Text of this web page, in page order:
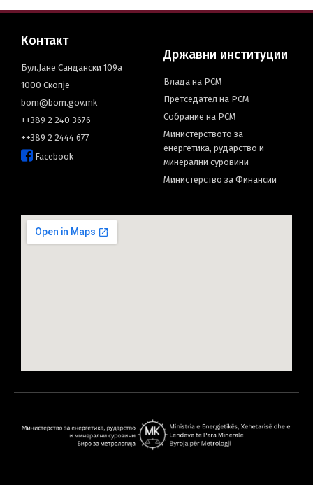
Контакт
Бул.Јане Сандански 109а
1000 Скопје
bom@bom.gov.mk
++389 2 240 3676
++389 2 2444 677
Facebook
Државни институции
Влада на РСМ
Претседател на РСМ
Собрание на РСМ
Министерството за
енергетика, рударство и
минерални суровини
Министерство за Финансии